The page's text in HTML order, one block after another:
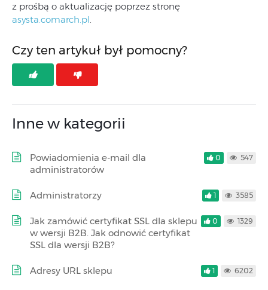
z prośbą o aktualizację poprzez stronę
asysta.comarch.pl.
Czy ten artykuł był pomocny?
Inne w kategorii
Powiadomienia e-mail dla
administratorów
0 547
Administratorzy 1 3585
Jak zamówić certyfikat SSL dla sklepu
w wersji B2B. Jak odnowić certyfikat
SSL dla wersji B2B?
0 1329
Adresy URL sklepu 1 6202